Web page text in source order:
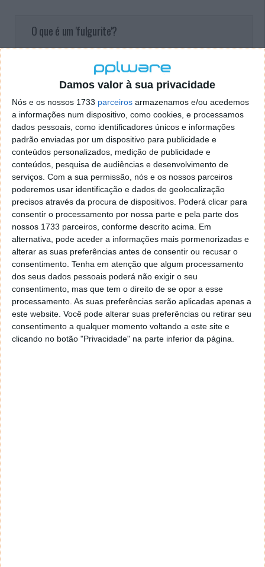
Damos valor à sua privacidade
Nós e os nossos 1733 parceiros armazenamos e/ou acedemos
a informações num dispositivo, como cookies, e processamos
dados pessoais, como identificadores únicos e informações
padrão enviadas por um dispositivo para publicidade e
conteúdos personalizados, medição de publicidade e
conteúdos, pesquisa de audiências e desenvolvimento de
serviços. Com a sua permissão, nós e os nossos parceiros
poderemos usar identificação e dados de geolocalização
precisos através da procura de dispositivos. Poderá clicar para
consentir o processamento por nossa parte e pela parte dos
nossos 1733 parceiros, conforme descrito acima. Em
alternativa, pode aceder a informações mais pormenorizadas e
alterar as suas preferências antes de consentir ou recusar o
consentimento. Tenha em atenção que algum processamento
dos seus dados pessoais poderá não exigir o seu
consentimento, mas que tem o direito de se opor a esse
processamento. As suas preferências serão aplicadas apenas a
este website. Você pode alterar suas preferências ou retirar seu
consentimento a qualquer momento voltando a este site e
clicando no botão "Privacidade" na parte inferior da página.
O que é um 'fulgurite'?
Estes objetos são o resultado de um
relâmpago "petrificante", segundo o Oxford
University Museum of Natural History.
A areia húmida conduz eletricidade, e quando
um raio a atinge, os grãos fundem-se para
formar um tubo vidroso composto de dióxido
de silício quase puro, ao qual chamamos
fulgurite.
Estas formações recebem este nome a partir
da palavra latina 'fulgur', que significa
relâmpago.
Ora, quando, em New Port Richey, detetaram a
cicatriz do raio e encontraram o tal fulgurite,
decidiram vendê-lo, assumindo que teria valor. O
comprador foi Matthew Pasek.